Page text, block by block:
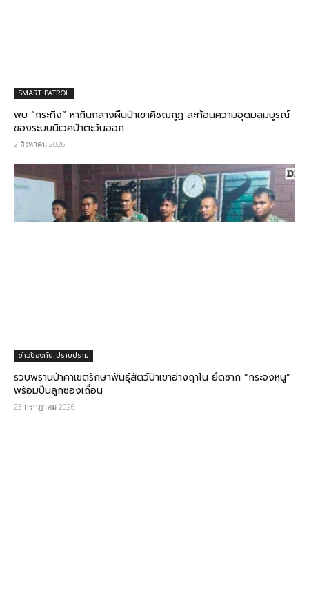
SMART PATROL
พบ “กระทิง” หากินกลางผืนป่าเขาคิชฌกูฏ สะท้อนความอุดมสมบูรณ์
ของระบบนิเวศป่าตะวันออก
2 สิงหาคม 2026
ข่าวป้องกัน ปราบปราม
รวบพรานป่าคาเขตรักษาพันธุ์สัตว์ป่าเขาอ่างฤาไน ยึดซาก “กระจงหนู”
พร้อมปืนลูกซองเถื่อน
23 กรกฎาคม 2026